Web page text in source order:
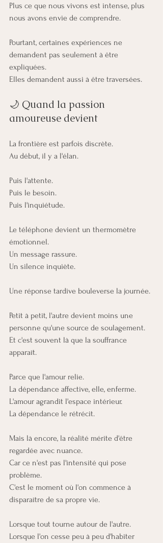
Plus ce que nous vivons est intense, plus
nous avons envie de comprendre.
Pourtant, certaines expériences ne
demandent pas seulement à être
expliquées.
Elles demandent aussi à être traversées.
🌙 Quand la passion
amoureuse devient
La frontière est parfois discrète.
Au début, il y a l'élan.
Puis l'attente.
Puis le besoin.
Puis l'inquiétude.
Le téléphone devient un thermomètre
émotionnel.
Un message rassure.
Un silence inquiète.
Une réponse tardive bouleverse la journée.
Petit à petit, l'autre devient moins une
personne qu'une source de soulagement.
Et c'est souvent là que la souffrance
apparaît.
Parce que l'amour relie.
La dépendance affective, elle, enferme.
L'amour agrandit l'espace intérieur.
La dépendance le rétrécit.
Mais là encore, la réalité mérite d'être
regardée avec nuance.
Car ce n'est pas l'intensité qui pose
problème.
C'est le moment où l'on commence à
disparaître de sa propre vie.
Lorsque tout tourne autour de l'autre.
Lorsque l'on cesse peu à peu d'habiter